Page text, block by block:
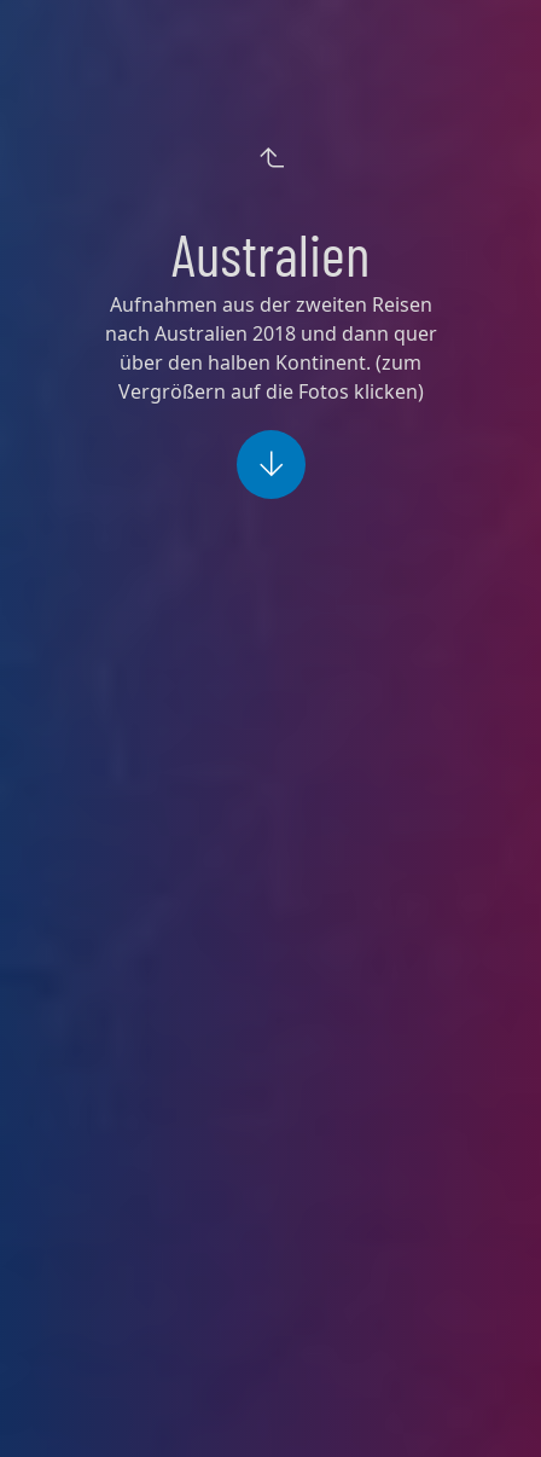
Australien
Aufnahmen aus der zweiten Reisen
nach Australien 2018 und dann quer
über den halben Kontinent. (zum
Vergrößern auf die Fotos klicken)